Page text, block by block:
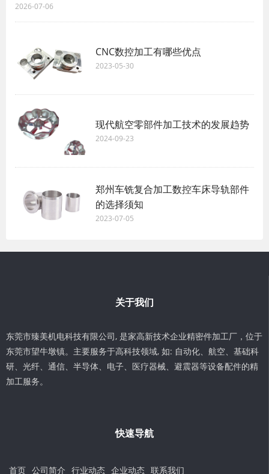
2026-07-06
CNC数控加工有哪些优点
2023-05-30
现代航空零部件加工技术的发展趋势
2024-09-23
郑州车铣复合加工数控车床导轨部件
的选择须知
2023-07-05
关于我们
东莞市臻美机电科技有限公司, 是家高新技术企业精密件加工厂，位于
东莞市望牛墩镇。主要服务于高科技领域, 如: 自动化、航空、基础科
研、光纤、通信、半导体、电子、医疗器械、避震器等设备配件的精
加工服务。
快速导航
首页 公司简介 行业动态 企业动态 联系我们